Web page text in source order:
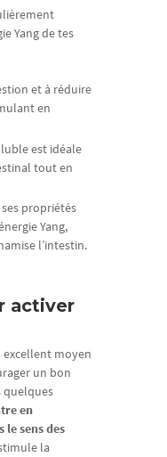
Yang de tes
et à réduire
en
est idéale
tout en
propriétés
Yang,
l’intestin.
activer
excellent moyen
un bon
quelques
en
le sens des
la